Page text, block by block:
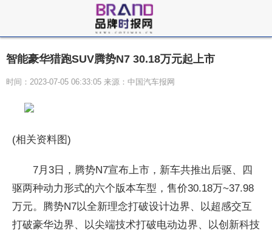
智能豪华猎跑SUV腾势N7 30.18万元起上市
时间：2023-07-05 06:33:05 来源：中国汽车报网
(相关资料图)
7月3日，腾势N7宣布上市，新车共推出后驱、四
驱两种动力形式的六个版本车型，售价30.18万~37.98
万元。腾势N7以全新理念打破设计边界、以超感交互
打破豪华边界、以尖端技术打破电动边界、以创新科技